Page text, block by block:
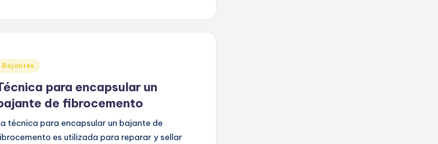
Bajantes
para encapsular un
de fibrocemento
técnica para encapsular un bajante de
es utilizada para reparar y sellar